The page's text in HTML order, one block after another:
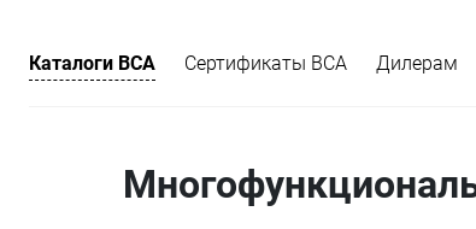
Каталоги ВСА Сертификаты ВСА Дилерам